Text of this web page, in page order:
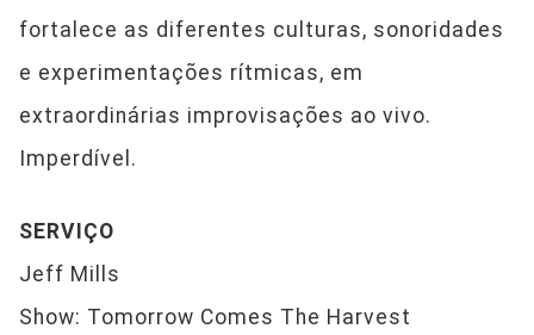
fortalece as diferentes culturas, sonoridades
e experimentações rítmicas, em
extraordinárias improvisações ao vivo.
Imperdível.
SERVIÇO
Jeff Mills
Show: Tomorrow Comes The Harvest